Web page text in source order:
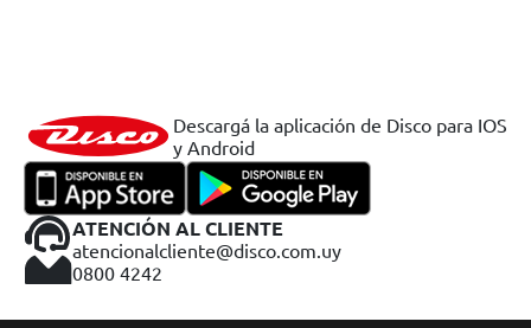
Descargá la aplicación de Disco para IOS
y Android
ATENCIÓN AL CLIENTE
atencionalcliente@disco.com.uy
0800 4242